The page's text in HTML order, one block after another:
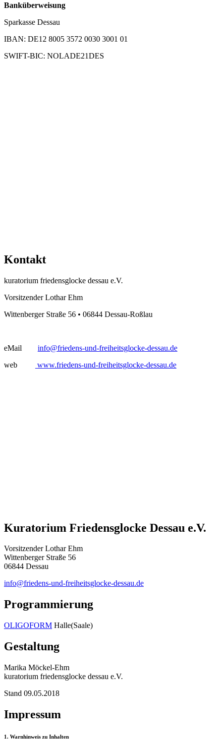
Banküberweisung
Sparkasse Dessau
IBAN: DE12 8005 3572 0030 3001 01
SWIFT-BIC: NOLADE21DES
Kontakt
kuratorium friedensglocke dessau e.V.
Vorsitzender Lothar Ehm
Wittenberger Straße 56 • 06844 Dessau-Roßlau
eMail info@friedens-und-freiheitsglocke-dessau.de
web
www.friedens-und-freiheitsglocke-dessau.de
Kuratorium Friedensglocke Dessau e.V.
Vorsitzender Lothar Ehm
Wittenberger Straße 56
06844 Dessau
info@friedens-und-freiheitsglocke-dessau.de
Programmierung
OLIGOFORM Halle(Saale)
Gestaltung
Marika Möckel-Ehm
kuratorium friedensglocke dessau e.V.
Stand 09.05.2018
Impressum
1. Warnhinweis zu Inhalten